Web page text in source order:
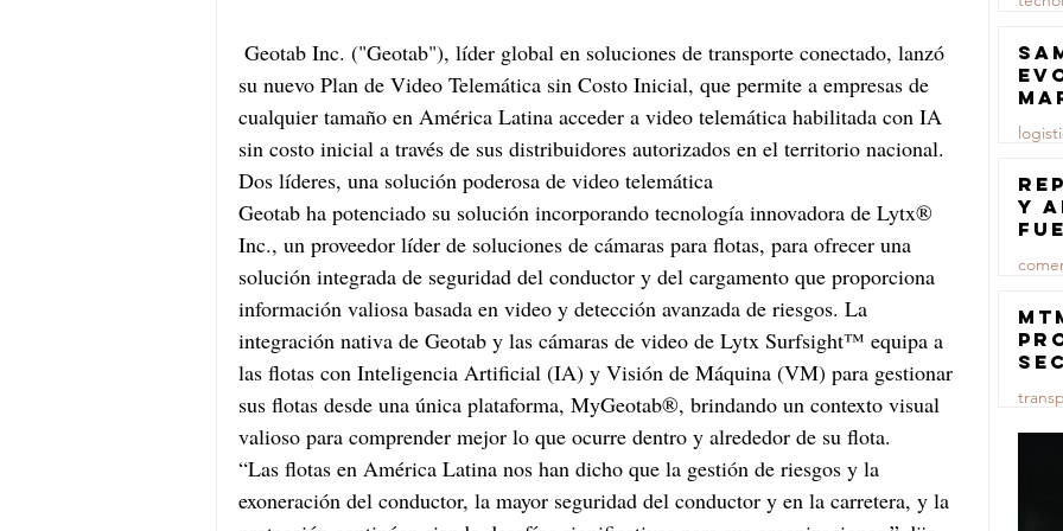
su nuevo Plan de Video Telemática sin Costo Inicial, que permite a empresas de
cualquier tamaño en América Latina acceder a video telemática habilitada con IA
sin costo inicial a través de sus distribuidores autorizados en el territorio nacional.
Dos líderes, una solución poderosa de video telemática
Geotab ha potenciado su solución incorporando tecnología innovadora de Lytx®
Inc., un proveedor líder de soluciones de cámaras para flotas, para ofrecer una
solución integrada de seguridad del conductor y del cargamento que proporciona
información valiosa basada en video y detección avanzada de riesgos. La
integración nativa de Geotab y las cámaras de video de Lytx Surfsight™ equipa a
las flotas con Inteligencia Artificial (IA) y Visión de Máquina (VM) para gestionar
sus flotas desde una única plataforma, MyGeotab®, brindando un contexto visual
valioso para comprender mejor lo que ocurre dentro y alrededor de su flota.
“Las flotas en América Latina nos han dicho que la gestión de riesgos y la
exoneración del conductor, la mayor seguridad del conductor y en la carretera, y la
23 jul
23 jul
y
23 jul